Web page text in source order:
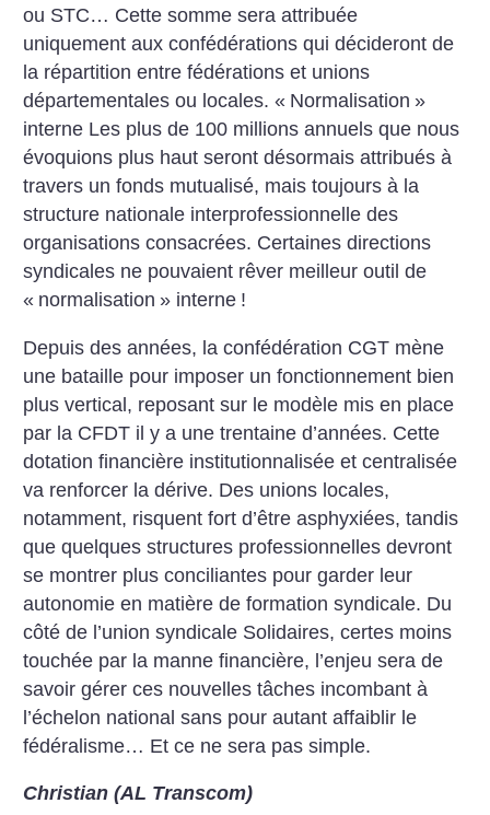
ou STC… Cette somme sera attribuée
uniquement aux confédérations qui décideront de
la répartition entre fédérations et unions
départementales ou locales. « Normalisation »
interne Les plus de 100 millions annuels que nous
évoquions plus haut seront désormais attribués à
travers un fonds mutualisé, mais toujours à la
structure nationale interprofessionnelle des
organisations consacrées. Certaines directions
syndicales ne pouvaient rêver meilleur outil de
« normalisation » interne !
Depuis des années, la confédération CGT mène
une bataille pour imposer un fonctionnement bien
plus vertical, reposant sur le modèle mis en place
par la CFDT il y a une trentaine d’années. ­Cette
dotation financière institutionnalisée et centralisée
va renforcer la dérive. Des unions locales,
notamment, risquent fort d’être asphyxiées, tandis
que quelques structures professionnelles devront
se montrer plus conciliantes pour garder leur
autonomie en matière de formation syndicale. Du
côté de l’union syndicale Solidaires, certes moins
touchée par la manne financière, l’enjeu sera de
savoir gérer ces nouvelles tâches incombant à
l’échelon national sans pour autant affaiblir le
fédéralisme… Et ce ne sera pas simple.
Christian (AL Transcom)